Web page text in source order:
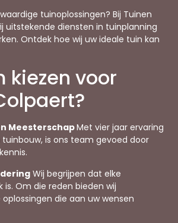
tuinoplossingen? Bij Tuinen
uitstekende diensten in tuinplanning
Ontdek hoe wij uw ideale tuin kan
kiezen voor
MeesterschapMet vier jaar ervaring
is ons team gevoed door
Wij begrijpen dat elke
Om die reden bieden wij
die aan uw wensen